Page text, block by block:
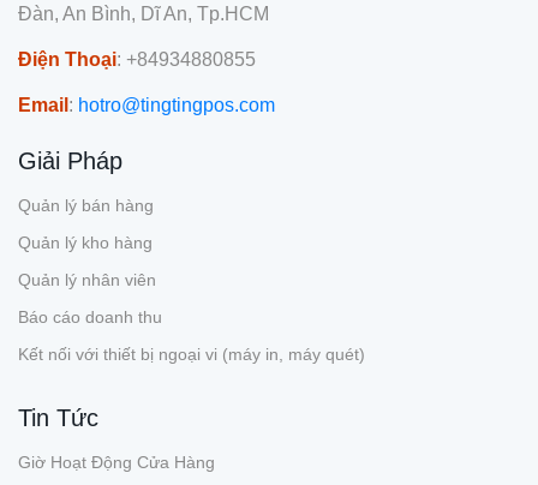
Đàn, An Bình, Dĩ An, Tp.HCM
Điện Thoại: +84934880855
Email : hotro@tingtingpos.com
Giải Pháp
Quản lý bán hàng
Quản lý kho hàng
Quản lý nhân viên
Báo cáo doanh thu
Kết nối với thiết bị ngoại vi (máy in, máy quét)
Tin Tức
Giờ Hoạt Động Cửa Hàng